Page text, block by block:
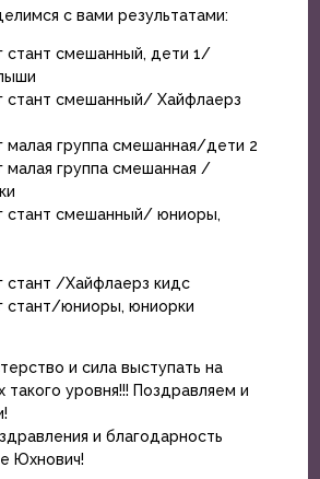
с вами результатами:
стант смешанный, дети 1/
стант смешанный/ Хайфлаерз
малая группа смешанная/дети 2
малая группа смешанная /
стант смешанный/ юниоры,
стант /Хайфлаерз кидс
стант/юниоры, юниорки
и сила выступать на
такого уровня!!! Поздравляем и
и благодарность
Юхнович!